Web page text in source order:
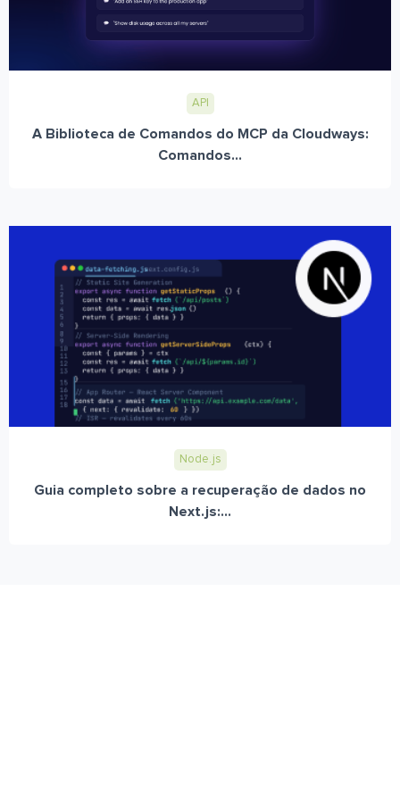
API
A Biblioteca de Comandos do MCP da Cloudways:
Comandos...
Node.js
Guia completo sobre a recuperação de dados no
Next.js:...